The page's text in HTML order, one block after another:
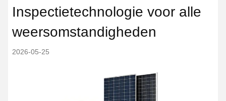
Inspectietechnologie voor alle
weersomstandigheden
2026-05-25